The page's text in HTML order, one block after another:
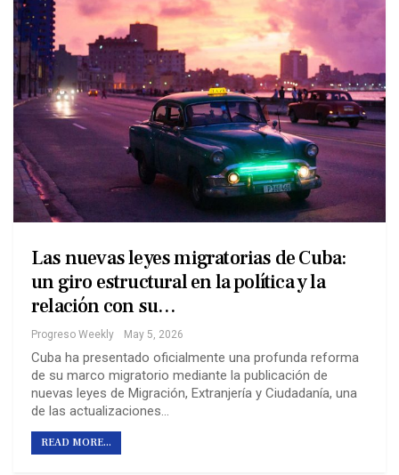
Las nuevas leyes migratorias de Cuba:
un giro estructural en la política y la
relación con su…
Progreso Weekly May 5, 2026
Cuba ha presentado oficialmente una profunda reforma
de su marco migratorio mediante la publicación de
nuevas leyes de Migración, Extranjería y Ciudadanía, una
de las actualizaciones…
READ MORE...